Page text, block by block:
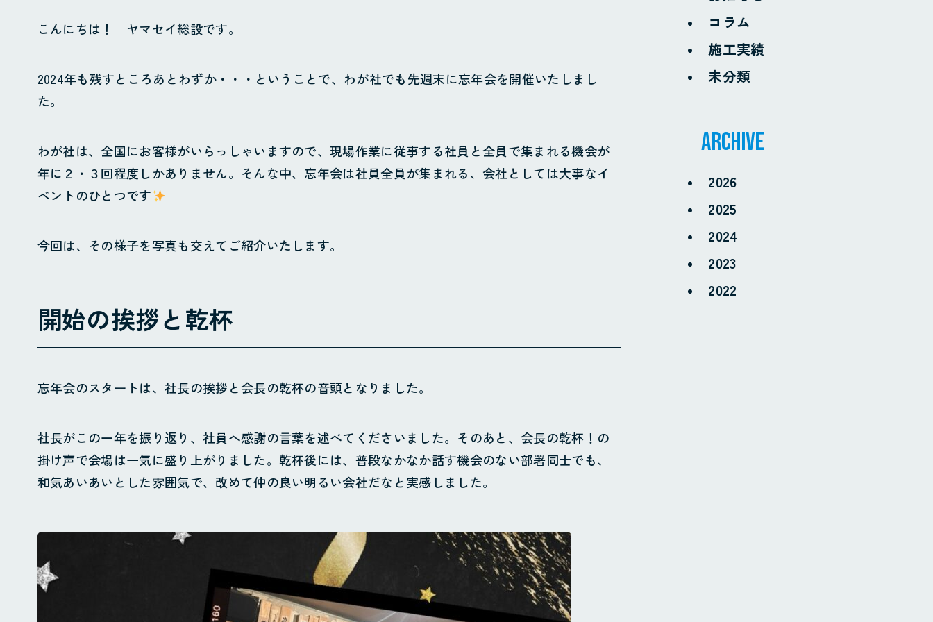
こんにちは！ ヤマセイ総設です。
2024年も残すところあとわずか・・・ということで、わが社でも先週末に忘年会を開催いたしまし
た。
わが社は、全国にお客様がいらっしゃいますので、現場作業に従事する社員と全員で集まれる機会が
年に２・３回程度しかありません。そんな中、忘年会は社員全員が集まれる、会社としては大事なイ
ベントのひとつです
今回は、その様子を写真も交えてご紹介いたします。
開始の挨拶と乾杯
忘年会のスタートは、社長の挨拶と会長の乾杯の音頭となりました。
社長がこの一年を振り返り、社員へ感謝の言葉を述べてくださいました。そのあと、会長の乾杯！の
掛け声で会場は一気に盛り上がりました。乾杯後には、普段なかなか話す機会のない部署同士でも、
和気あいあいとした雰囲気で、改めて仲の良い明るい会社だなと実感しました。
コラム
施工実績
未分類
archive
2026
2025
2024
2023
2022